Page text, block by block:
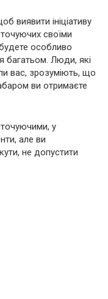
виявити ініціативу
своїми
особливо
багатьом. Люди, які
вас, зрозуміють, що
ви отримаєте
у
але ви
не допустити